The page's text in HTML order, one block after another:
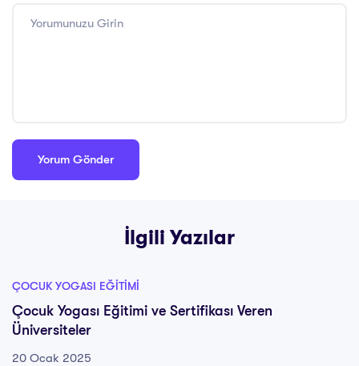
İlgili Yazılar
ÇOCUK YOGASI EĞITIMI
Çocuk Yogası Eğitimi ve Sertifikası Veren
Üniversiteler
20 Ocak 2025